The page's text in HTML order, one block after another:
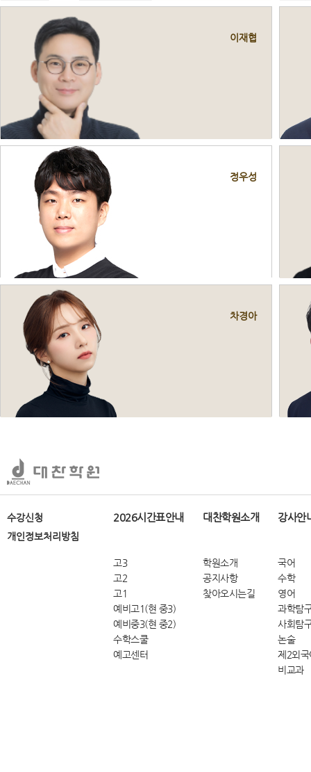
이재협
정우성
차경아
수강신청
개인정보처리방침
2026시간표안내
고3
고2
고1
예비고1(현 중3)
예비중3(현 중2)
수학스쿨
예고센터
대찬학원소개
학원소개
공지사항
찾아오시는길
강사안
국어
수학
영어
과학탐
사회탐
논술
제2외국
비교과